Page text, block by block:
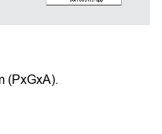
(PxGxA).